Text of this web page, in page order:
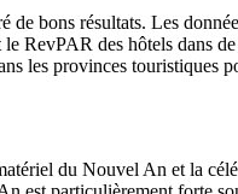
de bons résultats. Les
RevPAR des hôtels dans
les provinces touristiques
du Nouvel An et la